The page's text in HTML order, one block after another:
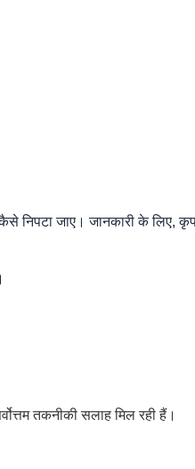
निपटा जाए। जानकारी के लिए,
तकनीकी सलाह मिल रही हैं।